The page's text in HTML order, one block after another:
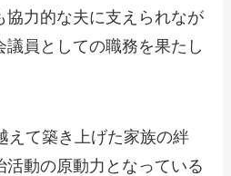
協力的な夫に支えられなが
議員としての職務を果たし
えて築き上げた家族の絆
活動の原動力となっている